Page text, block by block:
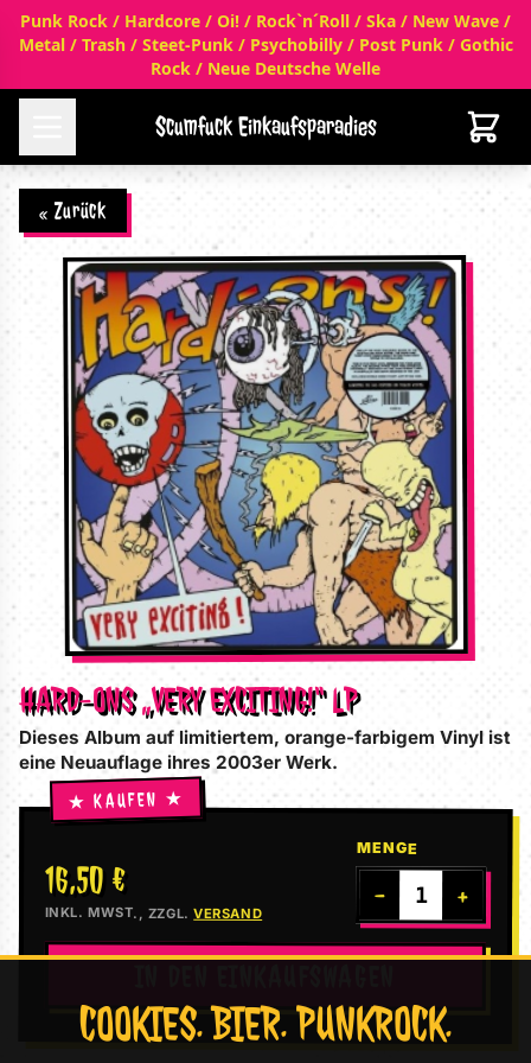
Punk Rock / Hardcore / Oi! / Rock`n´Roll / Ska / New Wave /
Metal / Trash / Steet-Punk / Psychobilly / Post Punk / Gothic
Rock / Neue Deutsche Welle
Scumfuck Einkaufsparadies
« Zurück
HARD-ONS „VERY EXCITING!“ LP
Dieses Album auf limitiertem, orange-farbigem Vinyl ist
eine Neuauflage ihres 2003er Werk.
16,50 €
INKL. MWST., ZZGL.VERSAND
MENGE
− +
COOKIES. BIER. PUNKROCK.